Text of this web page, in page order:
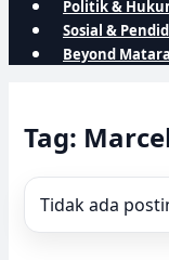
Politik &
Sosial &
Beyond
Tag:
Tidak ada